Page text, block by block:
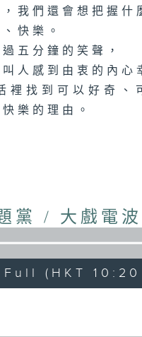
我們還會想把握什
快樂。
五分鐘的笑聲，
人感到由衷的內心
裡找到可以好奇、
樂的理由。
黨 / 大戲電
(HKT